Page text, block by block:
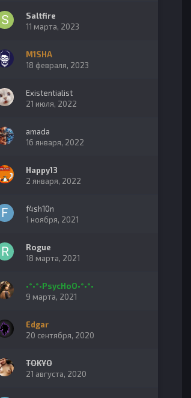
Saltfire
11 марта, 2023
M1SHA
18 февраля, 2023
Existentialist
21 июля, 2022
amada
16 января, 2022
Happy13
2 января, 2022
f4sh10n
1 ноября, 2021
Rogue
18 марта, 2021
•°•°•PsycHoO•°•°•
9 марта, 2021
Edgar
20 сентября, 2020
TOKYO
21 августа, 2020